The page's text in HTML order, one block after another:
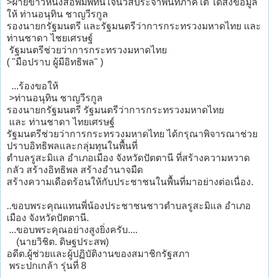
>ฝ่ายข่าวหนังสือพิมพ์ทันใจนิวส์ประจำพื้นที่ภาคใต้ ได้ส่งข้อมูล
ให้ ท่านอนุทิน ชาญวีรกูล
รองนายกรัฐมนตรี และรัฐมนตรีว่าการกระทรวงมหาดไทย และ
ท่านชาดา ไชยเศรษฐ์
รัฐมนตรีช่วยว่าการกระทรวงมหาดไทย
( "มือปราบ ผู้มีอิทธิพล" )
...ร้องขอให้
>ท่านอนุทิน ชาญวีรกูล
รองนายกรัฐมนตรี รัฐมนตรีว่าการกระทรวงมหาดไทย
และ ท่านชาดา ไทยเศรษฐ์
รัฐมนตรีช่วยว่าการกระทรวงมหาดไทย ได้กรุณาพิจารณาช่วย
ปราบอิทธิพลและกลุ่มทุนในพื้นที่
ตำบลรูสะมิแล อำเภอเมือง จังหวัดปัตตานี ที่สร้างความหวาด
กลัว สร้างอิทธิพล สร้างอำนาจมืด
สร้างความเดือดร้อนให้กับประชาชนในพื้นที่มาอย่างต่อเนื่อง.
..ขอบพระคุณแทนพี่น้องประชาชนชาวตำบลรูสะมิแล อำเภอ
เมือง จังหวัดปัตตานี.
...ขอบพระคุณอย่างสูงยิ่งครับ....
(นายวิชิต. ดิษฐประสพ)
อดีต.ผู้ช่วยและผู้ปฏิบัติงานของสมาชิกรัฐสภา
พระปกเกล้า รุ่นที่ 8